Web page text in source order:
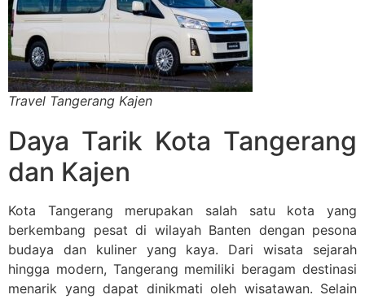
Travel Tangerang Kajen
Daya Tarik Kota Tangerang
dan Kajen
Kota Tangerang merupakan salah satu kota yang
berkembang pesat di wilayah Banten dengan pesona
budaya dan kuliner yang kaya. Dari wisata sejarah
hingga modern, Tangerang memiliki beragam destinasi
menarik yang dapat dinikmati oleh wisatawan. Selain